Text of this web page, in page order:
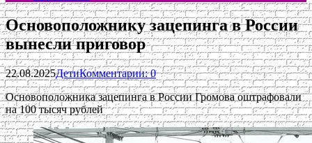
Основоположнику зацепинга в России
вынесли приговор
22.08.2025ДетиКомментарии: 0
Основоположника зацепинга в России Громова оштрафовали
на 100 тысяч рублей